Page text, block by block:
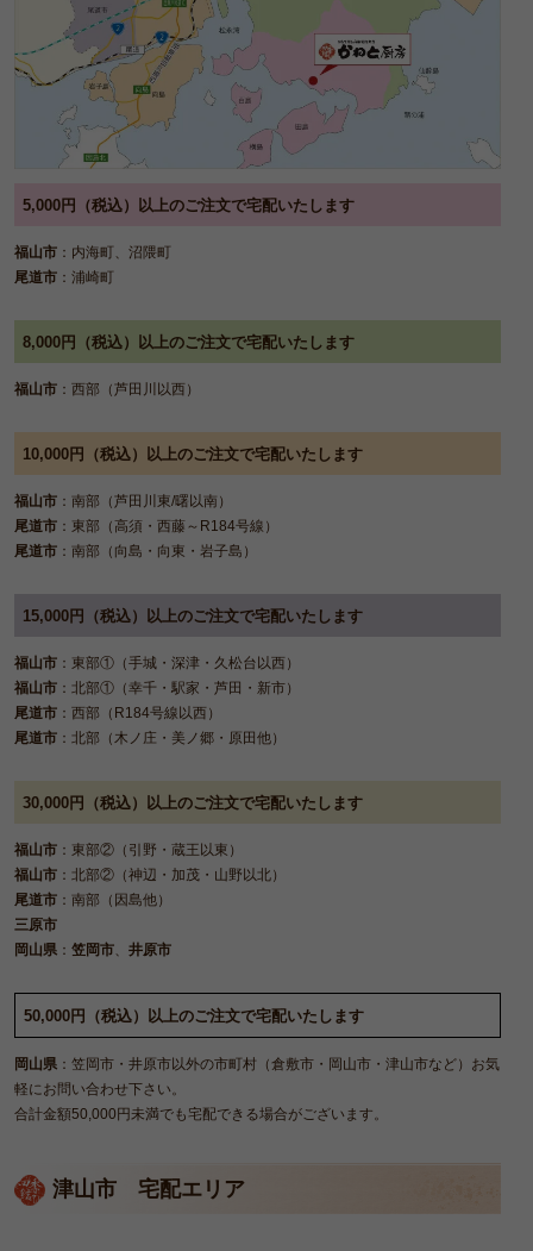
5,000円（税込）以上のご注文で宅配いたします
福山市 ：内海町、沼隈町
尾道市 ：浦崎町
8,000円（税込）以上のご注文で宅配いたします
福山市 ：西部（芦田川以西）
10,000円（税込）以上のご注文で宅配いたします
福山市 ：南部（芦田川東/曙以南）
尾道市 ：東部（高須・西藤～R184号線）
尾道市 ：南部（向島・向東・岩子島）
15,000円（税込）以上のご注文で宅配いたします
福山市 ：東部①（手城・深津・久松台以西）
福山市 ：北部①（幸千・駅家・芦田・新市）
尾道市 ：西部（R184号線以西）
尾道市 ：北部（木ノ庄・美ノ郷・原田他）
30,000円（税込）以上のご注文で宅配いたします
福山市 ：東部②（引野・蔵王以東）
福山市 ：北部②（神辺・加茂・山野以北）
尾道市 ：南部（因島他）
三原市
岡山県 ： 笠岡市、 井原市
50,000円（税込）以上のご注文で宅配いたします
岡山県 ：笠岡市・井原市以外の市町村（倉敷市・岡山市・津山市など）お気
軽にお問い合わせ下さい。
合計金額50,000円未満でも宅配できる場合がございます。
津山市 宅配エリア